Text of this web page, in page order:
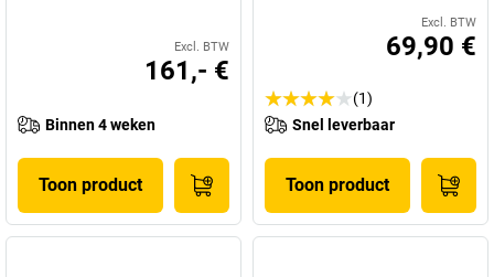
Excl. BTW
161,- €
Binnen 4 weken
Toon product
Excl. BTW
69,90 €
(1)
Snel leverbaar
Toon product